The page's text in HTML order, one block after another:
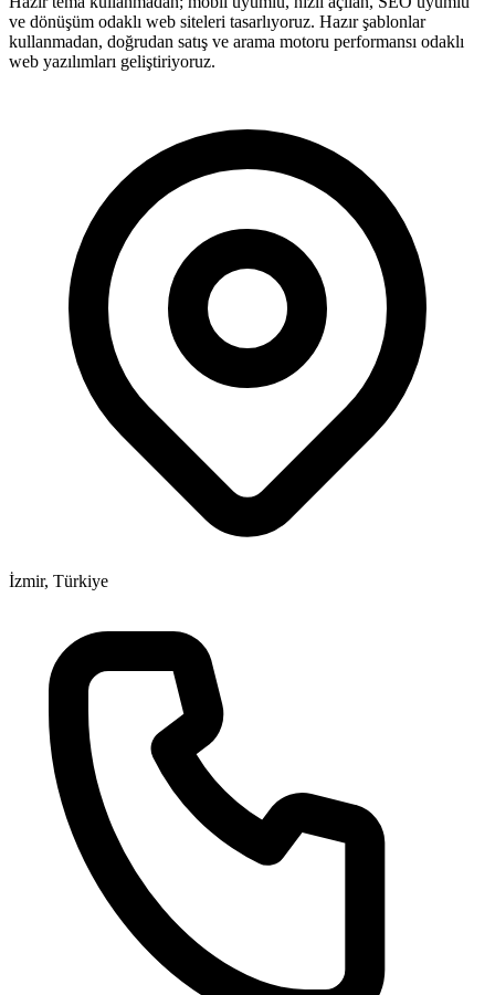
ve dönüşüm odaklı web siteleri tasarlıyoruz. Hazır şablonlar
kullanmadan, doğrudan satış ve arama motoru performansı odaklı
web yazılımları geliştiriyoruz.
İzmir, Türkiye